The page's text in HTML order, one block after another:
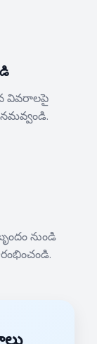
వివరాలపై
నుండి